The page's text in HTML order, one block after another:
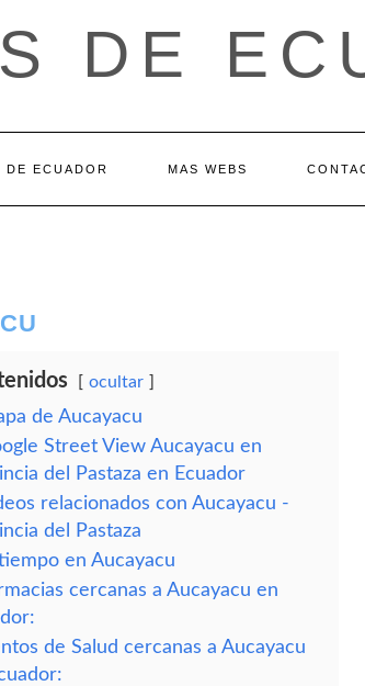
DE
DE ECUADOR MAS WEBS
ocultar
de Aucayacu
Street View Aucayacu en
del Pastaza en Ecuador
relacionados con Aucayacu -
del Pastaza
en Aucayacu
cercanas a Aucayacu en
de Salud cercanas a Aucayacu